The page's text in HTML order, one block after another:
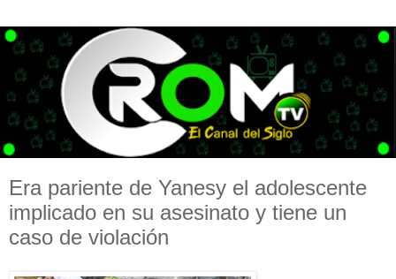
Era pariente de Yanesy el adolescente
implicado en su asesinato y tiene un
caso de violación